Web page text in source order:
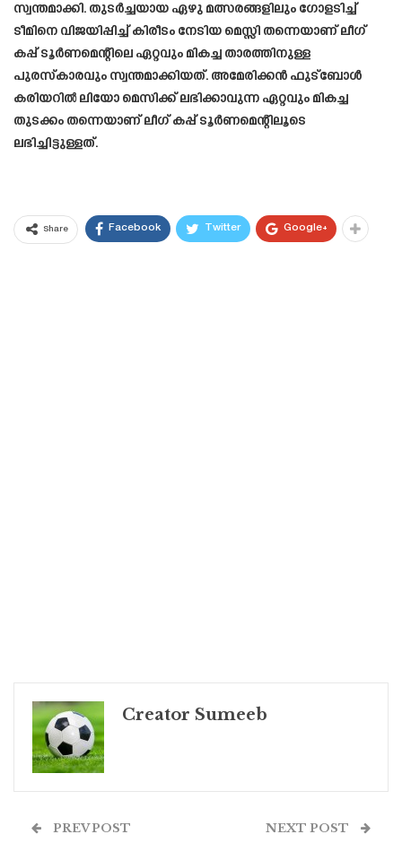
സ്വന്തമാക്കി. തുടർച്ചയായ ഏഴു മത്സരങ്ങളിലും ഗോളടിച്ച്
ടീമിനെ വിജയിപ്പിച്ച് കിരീടം നേടിയ മെസ്സി തന്നെയാണ് ലീഗ്
കപ്പ് ടൂർണമെന്റിലെ ഏറ്റവും മികച്ച താരത്തിനുള്ള
പുരസ്കാരവും സ്വന്തമാക്കിയത്. അമേരിക്കൻ ഫുട്ബോൾ
കരിയറിൽ ലിയോ മെസിക്ക് ലഭിക്കാവുന്ന ഏറ്റവും മികച്ച
തുടക്കം തന്നെയാണ് ലീഗ് കപ്പ് ടൂർണമെന്റിലൂടെ
ലഭിച്ചിട്ടുള്ളത്.
Share Facebook Twitter Google+
Creator Sumeeb
PREV POST NEXT POST